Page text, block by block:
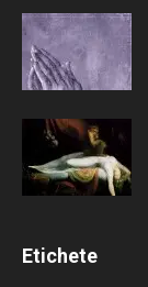
Etichete